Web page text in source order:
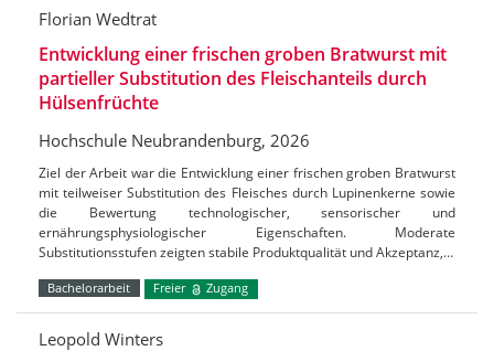
Florian Wedtrat
Entwicklung einer frischen groben Bratwurst mit
partieller Substitution des Fleischanteils durch
Hülsenfrüchte
Hochschule Neubrandenburg, 2026
Ziel der Arbeit war die Entwicklung einer frischen groben Bratwurst
mit teilweiser Substitution des Fleisches durch Lupinenkerne sowie
die Bewertung technologischer, sensorischer und
ernährungsphysiologischer Eigenschaften. Moderate
Substitutionsstufen zeigten stabile Produktqualität und Akzeptanz,…
Bachelorarbeit Freier Zugang
Leopold Winters